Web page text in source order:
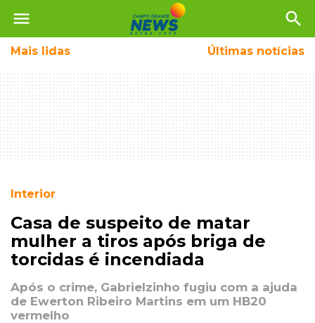
menu search
Mais lidas Últimas notícias
Interior
Casa de suspeito de matar
mulher a tiros após briga de
torcidas é incendiada
Após o crime, Gabrielzinho fugiu com a ajuda
de Ewerton Ribeiro Martins em um HB20
vermelho